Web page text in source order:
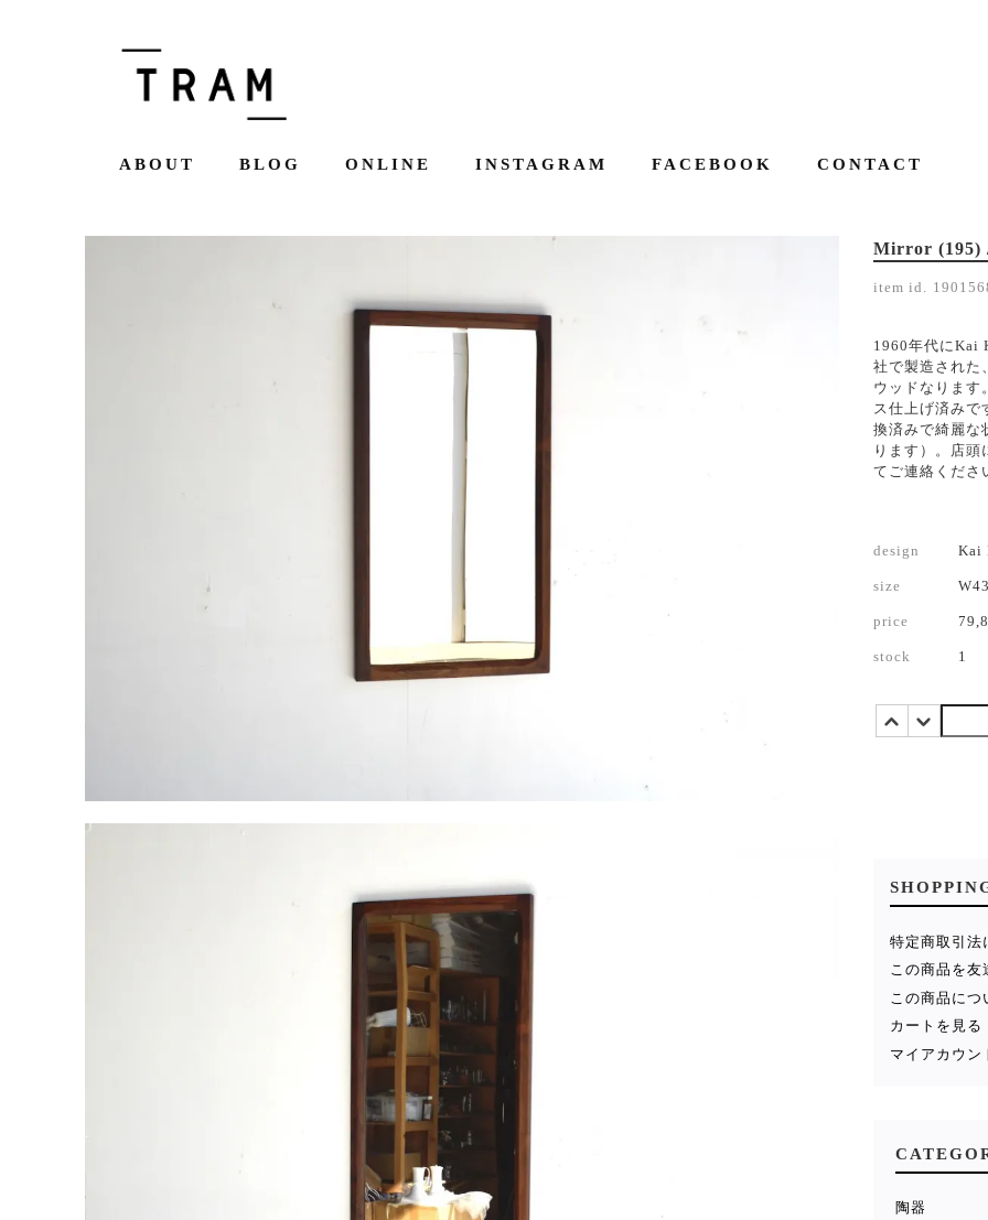
ABOUT BLOG ONLINE INSTAGRAM FACEBOOK CONTACT
Mirror (195)
item id.
1960年代にKai
社で製造された
ウッドなります
ス仕上げ済みで
換済みで綺麗な
ります）。店
てご連絡くだ
design Kai
size
price
stock 1
特定商取引法
この商品を友
この商品に
カートを見る
マイアカウン
陶器